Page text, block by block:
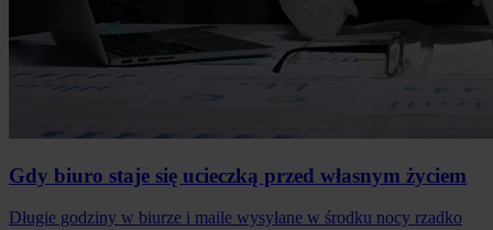
Gdy biuro staje się ucieczką przed własnym życiem
Długie godziny w biurze i maile wysyłane w środku nocy rzadko